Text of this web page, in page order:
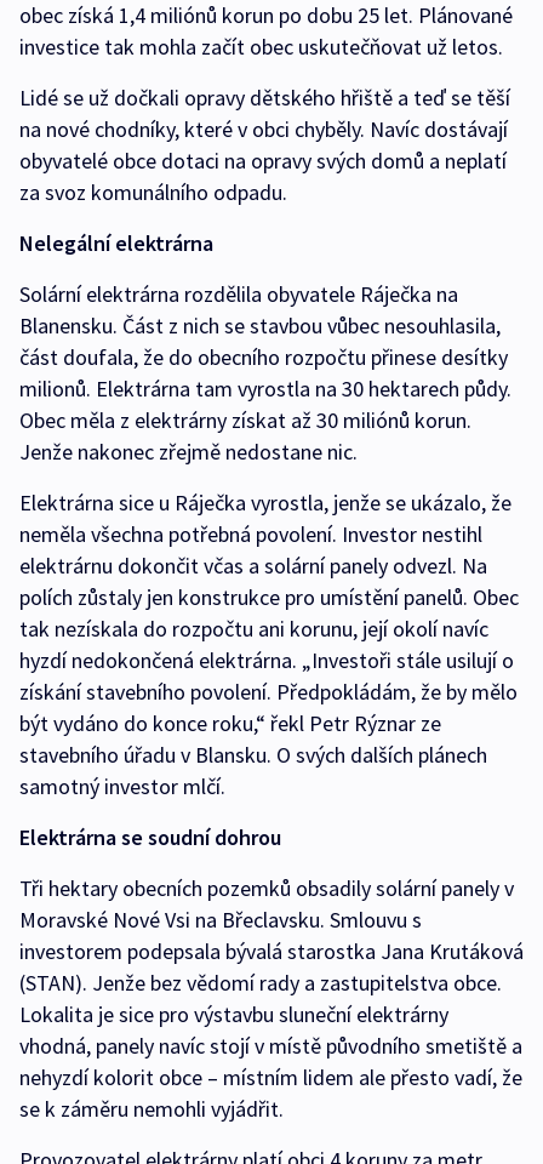
obec získá 1,4 miliónů korun po dobu 25 let. Plánované
investice tak mohla začít obec uskutečňovat už letos.
Lidé se už dočkali opravy dětského hřiště a teď se těší
na nové chodníky, které v obci chyběly. Navíc dostávají
obyvatelé obce dotaci na opravy svých domů a neplatí
za svoz komunálního odpadu.
Nelegální elektrárna
Solární elektrárna rozdělila obyvatele Ráječka na
Blanensku. Část z nich se stavbou vůbec nesouhlasila,
část doufala, že do obecního rozpočtu přinese desítky
milionů. Elektrárna tam vyrostla na 30 hektarech půdy.
Obec měla z elektrárny získat až 30 miliónů korun.
Jenže nakonec zřejmě nedostane nic.
Elektrárna sice u Ráječka vyrostla, jenže se ukázalo, že
neměla všechna potřebná povolení. Investor nestihl
elektrárnu dokončit včas a solární panely odvezl. Na
polích zůstaly jen konstrukce pro umístění panelů. Obec
tak nezískala do rozpočtu ani korunu, její okolí navíc
hyzdí nedokončená elektrárna. „Investoři stále usilují o
získání stavebního povolení. Předpokládám, že by mělo
být vydáno do konce roku,“ řekl Petr Rýznar ze
stavebního úřadu v Blansku. O svých dalších plánech
samotný investor mlčí.
Elektrárna se soudní dohrou
Tři hektary obecních pozemků obsadily solární panely v
Moravské Nové Vsi na Břeclavsku. Smlouvu s
investorem podepsala bývalá starostka Jana Krutáková
(STAN). Jenže bez vědomí rady a zastupitelstva obce.
Lokalita je sice pro výstavbu sluneční elektrárny
vhodná, panely navíc stojí v místě původního smetiště a
nehyzdí kolorit obce – místním lidem ale přesto vadí, že
se k záměru nemohli vyjádřit.